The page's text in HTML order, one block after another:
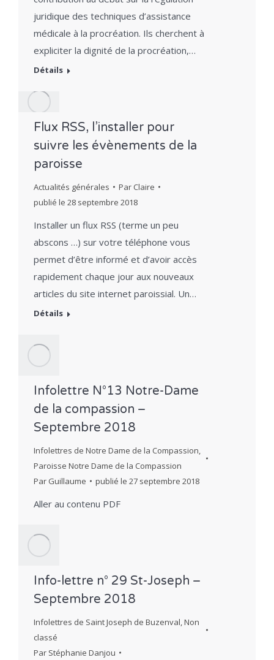
juridique des techniques d’assistance
médicale à la procréation. Ils cherchent à
expliciter la dignité de la procréation,…
Détails
Flux RSS, l’installer pour
suivre les évènements de la
paroisse
Actualités générales Par Claire
publié le 28 septembre 2018
Installer un flux RSS (terme un peu
abscons …) sur votre téléphone vous
permet d’être informé et d’avoir accès
rapidement chaque jour aux nouveaux
articles du site internet paroissial. Un…
Détails
Infolettre N°13 Notre-Dame
de la compassion –
Septembre 2018
Infolettres de Notre Dame de la Compassion,
Paroisse Notre Dame de la Compassion
Par Guillaume publié le 27 septembre 2018
Aller au contenu PDF
Info-lettre n° 29 St-Joseph –
Septembre 2018
Infolettres de Saint Joseph de Buzenval,Non
classé
Par Stéphanie Danjou